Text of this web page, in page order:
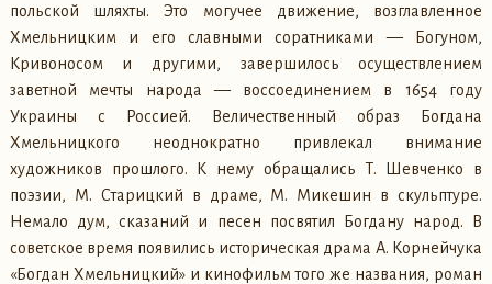
польской шляхты. Это могучее движение, возглавленное
Хмельницким и его славными соратниками — Богуном,
Кривоносом и другими, завершилось осуществлением
заветной мечты народа — воссоединением в 1654 году
Украины с Россией. Величественный образ Богдана
Хмельницкого неоднократно привлекал внимание
художников прошлого. К нему обращались Т. Шевченко в
поэзии, М. Старицкий в драме, М. Микешин в скульптуре.
Немало дум, сказаний и песен посвятил Богдану народ. В
советское время появились историческая драма А. Корнейчука
«Богдан Хмельницкий» и кинофильм того же названия, роман